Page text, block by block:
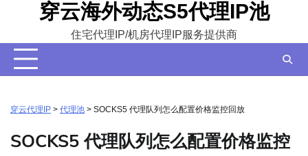
content
穿云海外动态S5代理IP池
住宅代理IP/机房代理IP服务提供商
穿云代理IP > 代理池 > SOCKS5 代理队列怎么配置价格监控回放
SOCKS5 代理队列怎么配置价格监控